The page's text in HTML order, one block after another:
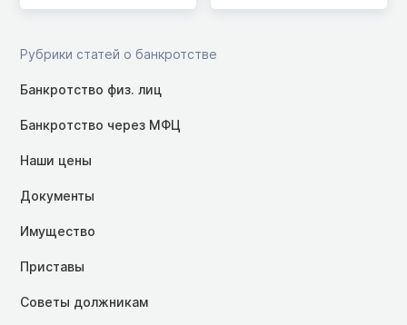
Рубрики статей о банкротстве
Банкротство физ. лиц
Банкротство через МФЦ
Наши цены
Документы
Имущество
Приставы
Советы должникам